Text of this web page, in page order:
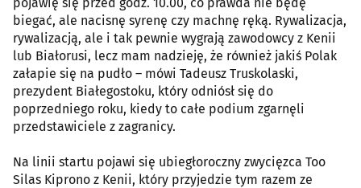
biegać, ale nacisnę syrenę czy machnę ręką. Rywalizacja,
rywalizacją, ale i tak pewnie wygrają zawodowcy z Kenii
lub Białorusi, lecz mam nadzieję, że również jakiś Polak
załapie się na pudło – mówi Tadeusz Truskolaski,
prezydent Białegostoku, który odniósł się do
poprzedniego roku, kiedy to całe podium zgarnęli
przedstawiciele z zagranicy.
Na linii startu pojawi się ubiegłoroczny zwycięzca Too
Silas Kiprono z Kenii, który przyjedzie tym razem ze